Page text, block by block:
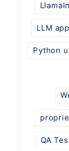
LLM
Python
QA